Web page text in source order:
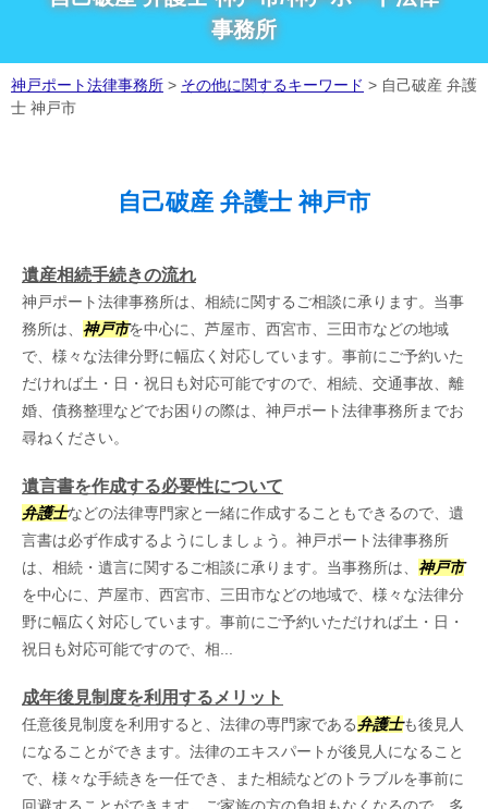
事務所
神戸ポート法律事務所 > その他に関するキーワード > 自己破産 弁護
士 神戸市
自己破産 弁護士 神戸市
遺産相続手続きの流れ
神戸ポート法律事務所は、相続に関するご相談に承ります。当事
務所は、 神戸市を中心に、芦屋市、西宮市、三田市などの地域
で、様々な法律分野に幅広く対応しています。事前にご予約いた
だければ土・日・祝日も対応可能ですので、相続、交通事故、離
婚、債務整理などでお困りの際は、神戸ポート法律事務所までお
尋ねください。
遺言書を作成する必要性について
弁護士などの法律専門家と一緒に作成することもできるので、遺
言書は必ず作成するようにしましょう。神戸ポート法律事務所
は、相続・遺言に関するご相談に承ります。当事務所は、 神戸市
を中心に、芦屋市、西宮市、三田市などの地域で、様々な法律分
野に幅広く対応しています。事前にご予約いただければ土・日・
祝日も対応可能ですので、相...
成年後見制度を利用するメリット
任意後見制度を利用すると、法律の専門家である弁護士も後見人
になることができます。法律のエキスパートが後見人になること
で、様々な手続きを一任でき、また相続などのトラブルを事前に